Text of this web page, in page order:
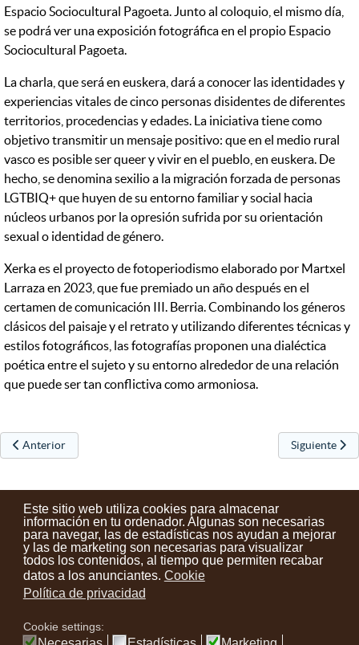
Este sitio web utiliza cookies para almacenar
información en tu ordenador. Algunas son necesarias
para navegar, las de estadísticas nos ayudan a mejorar
y las de marketing son necesarias para visualizar
todos los contenidos, al tiempo que permiten recabar
datos a los anunciantes. Cookie
Política de privacidad
Cookie settings:
Espacio Sociocultural Pagoeta. Junto al coloquio, el mismo día,
se podrá ver una exposición fotográfica en el propio Espacio
Sociocultural Pagoeta.
La charla, que será en euskera, dará a conocer las identidades y
experiencias vitales de cinco personas disidentes de diferentes
territorios, procedencias y edades. La iniciativa tiene como
objetivo transmitir un mensaje positivo: que en el medio rural
vasco es posible ser queer y vivir en el pueblo, en euskera. De
hecho, se denomina sexilio a la migración forzada de personas
LGTBIQ+ que huyen de su entorno familiar y social hacia
núcleos urbanos por la opresión sufrida por su orientación
sexual o identidad de género.
Xerka es el proyecto de fotoperiodismo elaborado por Martxel
Larraza en 2023, que fue premiado un año después en el
certamen de comunicación III. Berria. Combinando los géneros
clásicos del paisaje y el retrato y utilizando diferentes técnicas y
estilos fotográficos, las fotografías proponen una dialéctica
poética entre el sujeto y su entorno alrededor de una relación
que puede ser tan conflictiva como armoniosa.
Artículo anterior: La Asociación de Jubilados Aterpe de Urretxu ha
Anterior Artículo
Siguiente
Contactos Condiciones de uso Aviso legal
Noticias
Tu opinión cuenta